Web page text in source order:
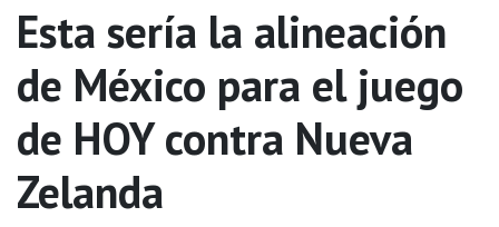
Esta sería la alineación
de México para el juego
de HOY contra Nueva
Zelanda